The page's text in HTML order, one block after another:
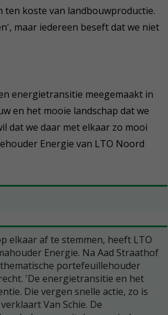
ten koste van landbouwproductie.
maar iedereen beseft dat we niet
energietransitie meegemaakt in
en het mooie landschap dat we
dat we daar met elkaar zo mooi
Energie van LTO Noord
elkaar af te stemmen, heeft LTO
Energie. Na Aad Straathof
portefeuillehouder
'De energietransitie en het
Die vergen snelle actie, zo is
Van Schie. De